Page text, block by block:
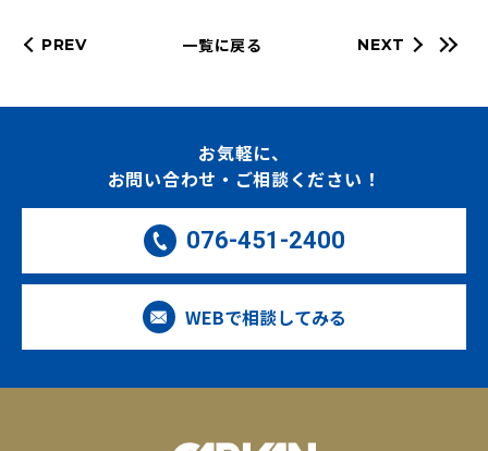
PREV 一覧に戻る NEXT
お気軽に、
お問い合わせ・ご相談ください！
076-451-2400
WEBで相談してみる